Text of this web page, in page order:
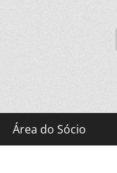
Área do Sócio